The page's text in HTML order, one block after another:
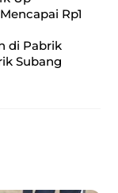
Rp1
di Pabrik
Subang